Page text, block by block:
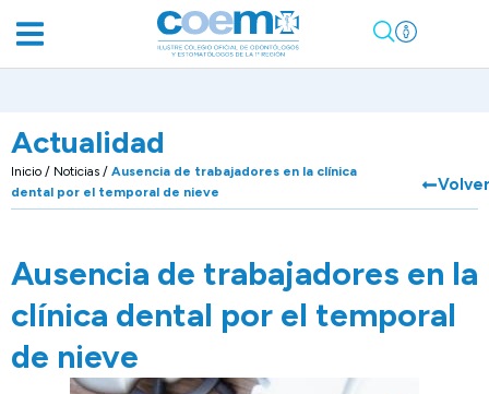
Actualidad
Inicio / Noticias / Ausencia de trabajadores en la clínica
dental por el temporal de nieve
Volver
Ausencia de trabajadores en la
clínica dental por el temporal
de nieve